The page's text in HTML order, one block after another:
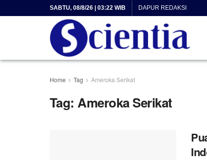
SABTU, 08/8/26 | 03:22 WIB DAPUR REDAKSI
Home Tag Ameroka Serikat
Tag:Ameroka Serikat